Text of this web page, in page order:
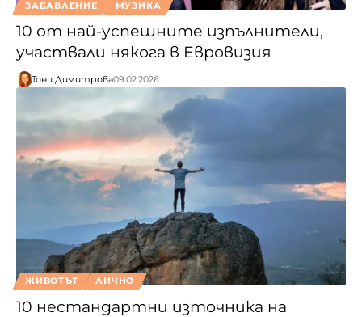
ЗАБАВЛЕНИЕ МУЗИКА
10 от най-успешните изпълнители,
участвали някога в Евровизия
Тони Димитрова09.02.2026
ЖИВОТЪТ ЛИЧНО
10 нестандартни източника на